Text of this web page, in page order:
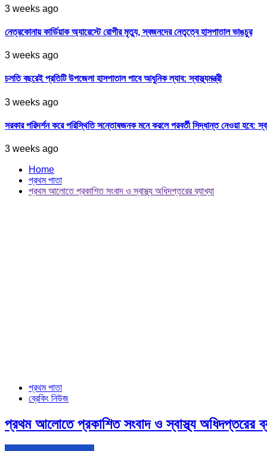
3 weeks ago
নেত্রকোনায় কার্ডিয়াক অ্যারেস্টে রোগীর মৃত্যু, স্বজনদের নেতৃত্বে হাসপাতাল ভাঙচুর
3 weeks ago
চলতি বছরেই প্রতিটি উপজেলা হাসপাতাল পাবে আধুনিক ল্যাব: স্বাস্থ্যমন্ত্রী
3 weeks ago
সরকার পরিদর্শন করে পরিস্থিতি সন্তোষজনক মনে করলে পরবর্তী সিদ্ধান্ত নেওয়া হবে:
3 weeks ago
Home
প্রথম পাতা
প্রথম আলোতে প্রকাশিত সংবাদ ও স্বাস্থ্য অধিদপ্তরের ব্যাখ্যা
প্রথম পাতা
ব্রেকিং নিউজ
প্রথম আলোতে প্রকাশিত সংবাদ ও স্বাস্থ্য অধিদপ্তরের